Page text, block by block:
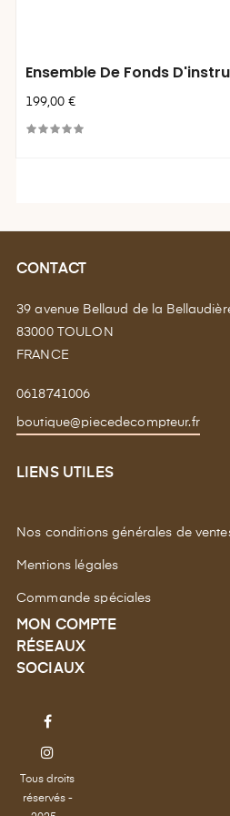
Ensemble De Fonds
Identique Origine
199,00 €
CONTACT
39 avenue Bellaud de la
83000 TOULON
FRANCE
0618741006
boutique@piecedecompteur.fr
LIENS UTILES
Nos conditions générales de
Mentions légales
Commande spéciales
MON COMPTE
RÉSEAUX
SOCIAUX
Tous droits
réservés -